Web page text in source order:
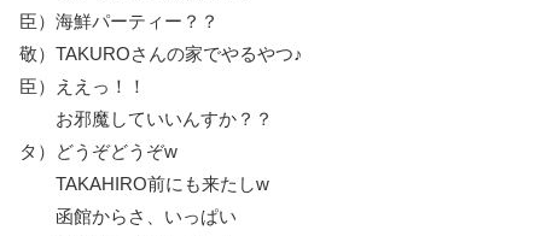
臣）海鮮パーティー？？
敬）TAKUROさんの家でやるやつ♪
臣）ええっ！！
お邪魔していいんすか？？
タ）どうぞどうぞw
TAKAHIRO前にも来たしw
函館からさ、いっぱい